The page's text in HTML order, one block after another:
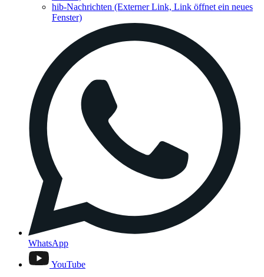
hib-Nachrichten (Externer Link, Link öffnet ein neues
Fenster)
WhatsApp
YouTube